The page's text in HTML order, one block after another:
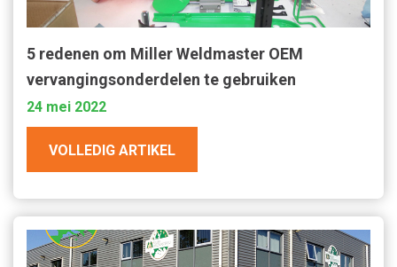
5 redenen om Miller Weldmaster OEM
vervangingsonderdelen te gebruiken
24 mei 2022
VOLLEDIG ARTIKEL